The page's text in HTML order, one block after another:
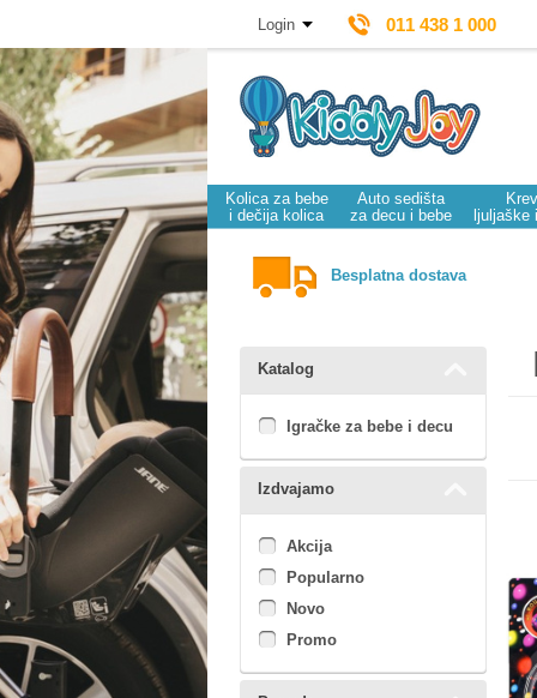
Login 011 438 1 000
Kolica za bebe
i dečija kolica
Auto sedišta
za decu i bebe
ljuljaške
Besplatna dostava
Katalog
Igračke za bebe i decu
Izdvajamo
Akcija
Popularno
Novo
Promo